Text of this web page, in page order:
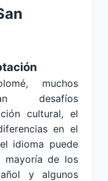
muchos
desafíos
cultural, el
en el
idioma puede
mayoría de los
y algunos